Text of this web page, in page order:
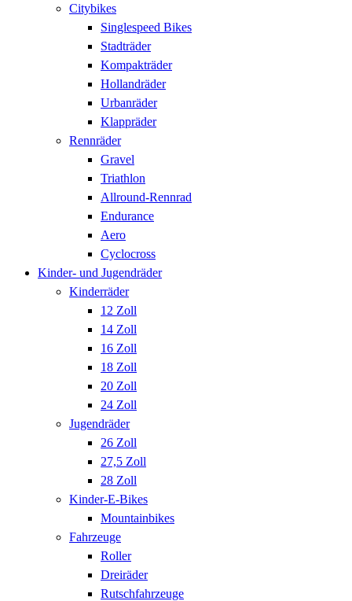
Citybikes
Singlespeed Bikes
Stadträder
Kompakträder
Hollandräder
Urbanräder
Klappräder
Rennräder
Gravel
Triathlon
Allround-Rennrad
Endurance
Aero
Cyclocross
Kinder- und Jugendräder
Kinderräder
12 Zoll
14 Zoll
16 Zoll
18 Zoll
20 Zoll
24 Zoll
Jugendräder
26 Zoll
27,5 Zoll
28 Zoll
Kinder-E-Bikes
Mountainbikes
Fahrzeuge
Roller
Dreiräder
Rutschfahrzeuge